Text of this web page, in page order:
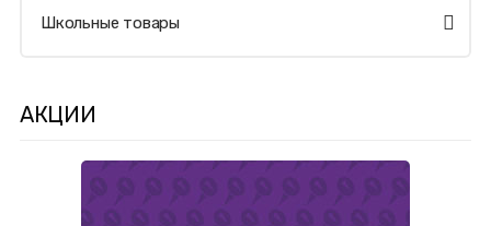
Школьные товары
АКЦИИ